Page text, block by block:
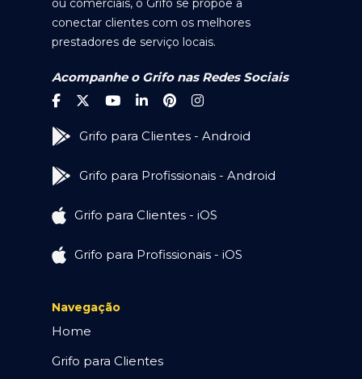
ou comerciais, o Grifo se propõe a
conectar clientes com os melhores
prestadores de serviço locais.
Acompanhe o Grifo nas Redes Sociais
Grifo para Clientes - Android
Grifo para Profissionais - Android
Grifo para Clientes - iOS
Grifo para Profissionais - iOS
Navegação
Home
Grifo para Clientes